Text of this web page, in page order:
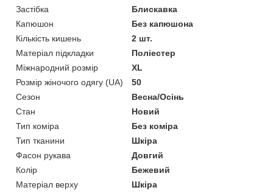
Застібка
Блискавка
Капюшон
Без капюшона
Кількість кишень
2 шт.
Матеріал підкладки
Поліестер
Міжнародний розмір
XL
Розмір жіночого одягу (UA)
50
Сезон
Весна/Осінь
Стан
Новий
Тип коміра
Без коміра
Тип тканини
Шкіра
Фасон рукава
Довгий
Колір
Бежевий
Матеріал верху
Шкіра